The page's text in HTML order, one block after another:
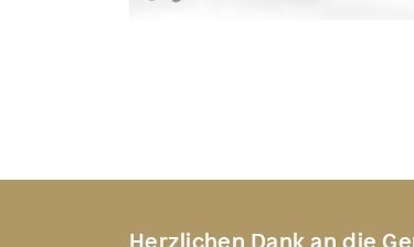
Herzlichen Dank an die